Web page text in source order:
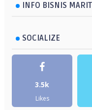
INFO BISNIS
SOCIALIZE
3.5k
Likes